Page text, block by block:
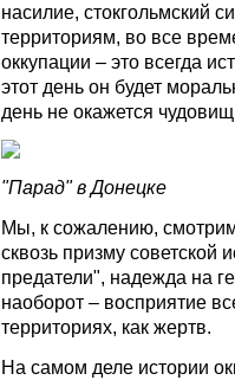
насилие, стокгольмский
территориям, во все
оккупации – это всегда
этот день он будет
день не окажется
"Парад" в Донецке
Мы, к сожалению,
сквозь призму советской
предатели", надежда на
наоборот – восприятие
территориях, как жертв.
На самом деле истории